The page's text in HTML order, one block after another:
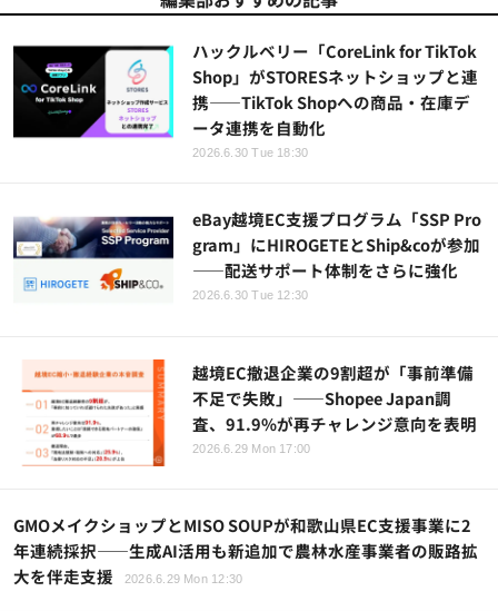
ハックルベリー「CoreLink for TikTok
Shop」がSTORESネットショップと連
携——TikTok Shopへの商品・在庫デ
ータ連携を自動化
2026.6.30 Tue 18:30
eBay越境EC支援プログラム「SSP Pro
gram」にHIROGETEとShip&coが参加
——配送サポート体制をさらに強化
2026.6.30 Tue 12:30
越境EC撤退企業の9割超が「事前準備
不足で失敗」——Shopee Japan調
査、91.9%が再チャレンジ意向を表明
2026.6.29 Mon 17:00
GMOメイクショップとMISO SOUPが和歌山県EC支援事業に2
年連続採択——生成AI活用も新追加で農林水産事業者の販路拡
大を伴走支援
2026.6.29 Mon 12:30